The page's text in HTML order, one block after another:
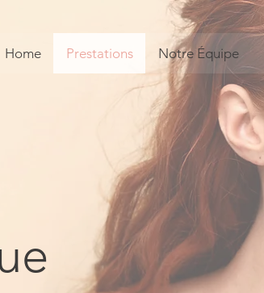
Home Prestations Notre Équipe